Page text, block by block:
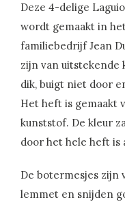
Deze 4-delige
wordt gemaakt in
familiebedrijf Jean
zijn van uitstekende
dik, buigt niet door
Het heft is gemaakt
kunststof. De kleur
door het hele heft is
De botermesjes zijn
lemmet en snijden